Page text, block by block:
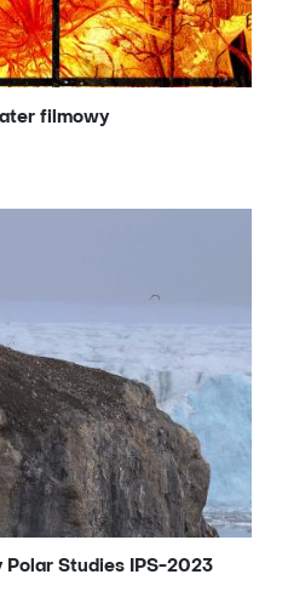
filmowy
Polar Studies IPS-2023